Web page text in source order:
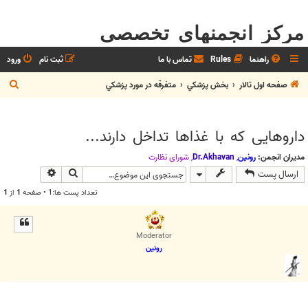
مرکز انجمنهای تخصصی
راهنما Rules تماس با ما ورود
ثبت نام
صفحه اول تالار
بخش پزشکي متفرقه در مورد پزشکي
س
داروهایی که با غذاها تداخل دارند...
مدیران انجمن: رونین,
Dr.Akhavan
,شوراي نظارت
ارسال پست جستجو
تعداد پست ها:1 • صفحه 1 از 1
Moderator
رونین